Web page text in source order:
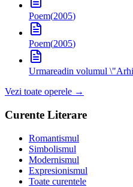
Poem(2005)
Poem(2005)
Urmareadin volumul
Vezi toate operele →
Curente Literare
Romantismul
Simbolismul
Modernismul
Expresionismul
Toate curentele